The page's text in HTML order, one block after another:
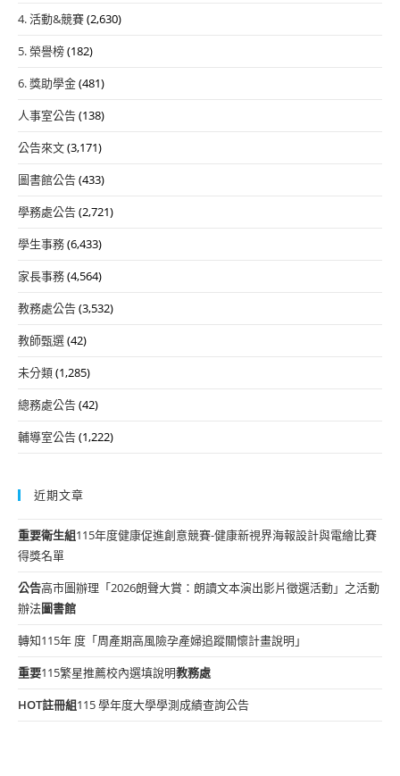
4. 活動&競賽(2,630)
5. 榮譽榜(182)
6. 獎助學金(481)
人事室公告(138)
公告來文(3,171)
圖書館公告(433)
學務處公告(2,721)
學生事務(6,433)
家長事務(4,564)
教務處公告(3,532)
教師甄選(42)
未分類(1,285)
總務處公告(42)
輔導室公告(1,222)
近期文章
重要衛生組115年度健康促進創意競賽-健康新視界海報設計與電繪比賽
得獎名單
公告高市圖辦理「2026朗聲大賞：朗讀文本演出影片徵選活動」之活動
辦法圖書館
轉知115年 度「周產期高風險孕產婦追蹤關懷計畫說明」
重要115繁星推薦校內選填說明教務處
HOT註冊組115 學年度大學學測成績查詢公告